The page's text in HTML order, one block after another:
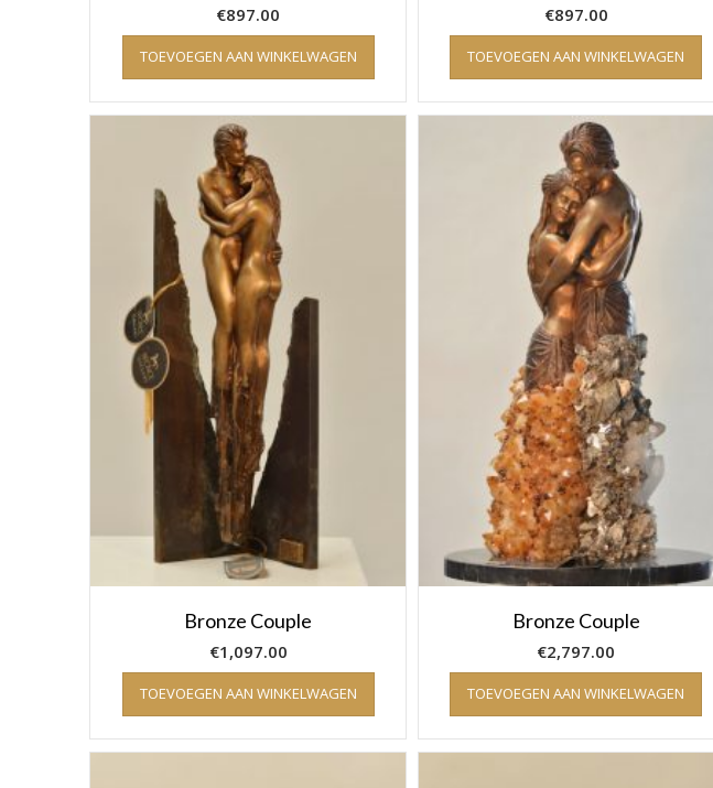
€897.00
TOEVOEGEN AAN WINKELWAGEN
€897.00
TOEVOEGEN AAN WINKELWAGEN
Bronze Couple
€1,097.00
TOEVOEGEN AAN WINKELWAGEN
Bronze Couple
€2,797.00
TOEVOEGEN AAN WINKELWAGEN